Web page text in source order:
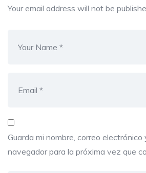
Your email address will not be
Guarda mi nombre, correo
navegador para la próxima vez que